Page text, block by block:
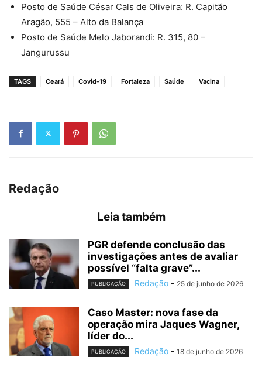
Posto de Saúde César Cals de Oliveira: R. Capitão
Aragão, 555 – Alto da Balança
Posto de Saúde Melo Jaborandi: R. 315, 80 –
Jangurussu
TAGS Ceará Covid-19 Fortaleza Saúde Vacina
Redação
Leia também
PGR defende conclusão das
investigações antes de avaliar
possível “falta grave”...
PUBLICAÇÃO Redação - 25 de junho de 2026
Caso Master: nova fase da
operação mira Jaques Wagner,
líder do...
PUBLICAÇÃO Redação - 18 de junho de 2026